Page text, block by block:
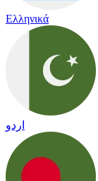
Ελληνικά
اردو